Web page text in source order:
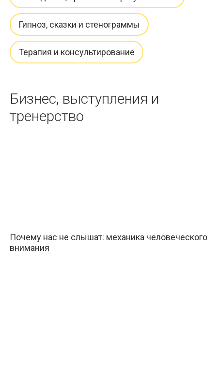
Гипноз, сказки и стенограммы
Терапия и консультирование
Бизнес, выступления и
тренерство
Почему нас не слышат: механика человеческого
внимания